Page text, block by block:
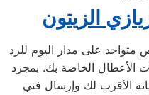
الزيتون
على مدار اليوم للرد
الأعطال الخاصة بك. بمجرد
الأقرب لك وإرسال فني